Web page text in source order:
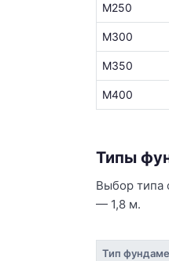
М250
М300
М350
М400
Типы
Выбор типа
— 1,8 м.
Тип